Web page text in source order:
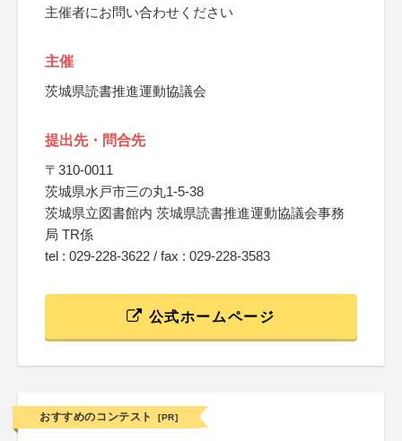
主催者にお問い合わせください
主催
茨城県読書推進運動協議会
提出先・問合先
〒310-0011
茨城県水戸市三の丸1-5-38
茨城県立図書館内 茨城県読書推進運動協議会事務
局 TR係
tel : 029-228-3622 / fax : 029-228-3583
公式ホームページ
おすすめのコンテスト [PR]